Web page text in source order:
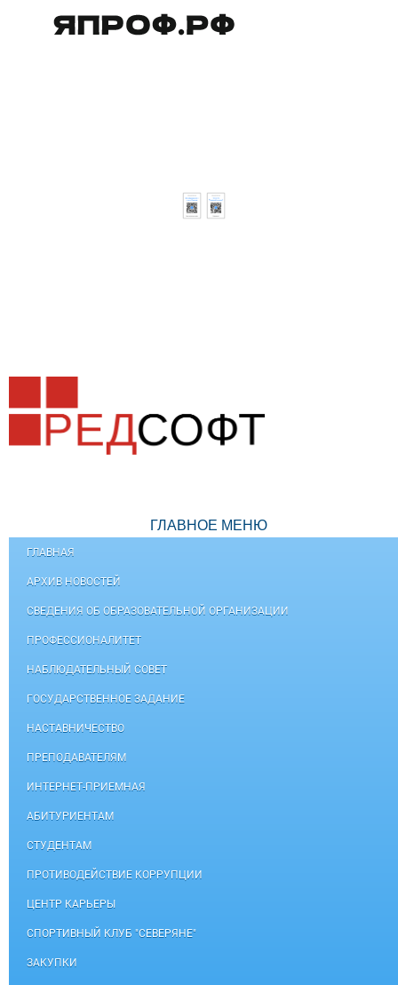
ГЛАВНОЕ МЕНЮ
ГЛАВНАЯ
АРХИВ НОВОСТЕЙ
СВЕДЕНИЯ ОБ ОБРАЗОВАТЕЛЬНОЙ ОРГАНИЗАЦИИ
ПРОФЕССИОНАЛИТЕТ
НАБЛЮДАТЕЛЬНЫЙ СОВЕТ
ГОСУДАРСТВЕННОЕ ЗАДАНИЕ
НАСТАВНИЧЕСТВО
ПРЕПОДАВАТЕЛЯМ
ИНТЕРНЕТ-ПРИЕМНАЯ
АБИТУРИЕНТАМ
СТУДЕНТАМ
ПРОТИВОДЕЙСТВИЕ КОРРУПЦИИ
ЦЕНТР КАРЬЕРЫ
СПОРТИВНЫЙ КЛУБ "СЕВЕРЯНЕ"
ЗАКУПКИ